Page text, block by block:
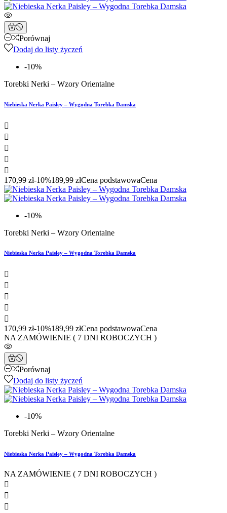
Porównaj
Dodaj do listy życzeń
-10%
Torebki Nerki – Wzory Orientalne
Niebieska Nerka Paisley – Wygodna Torebka Damska





170,99 zł-10%189,99 złCena podstawowaCena
-10%
Torebki Nerki – Wzory Orientalne
Niebieska Nerka Paisley – Wygodna Torebka Damska





170,99 zł-10%189,99 złCena podstawowaCena
NA ZAMÓWIENIE ( 7 DNI ROBOCZYCH )
Porównaj
Dodaj do listy życzeń
-10%
Torebki Nerki – Wzory Orientalne
Niebieska Nerka Paisley – Wygodna Torebka Damska
NA ZAMÓWIENIE ( 7 DNI ROBOCZYCH )


